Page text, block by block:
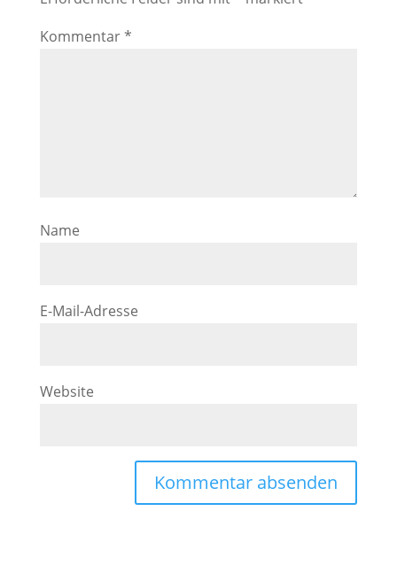
Kommentar*
Name
E-Mail-Adresse
Website